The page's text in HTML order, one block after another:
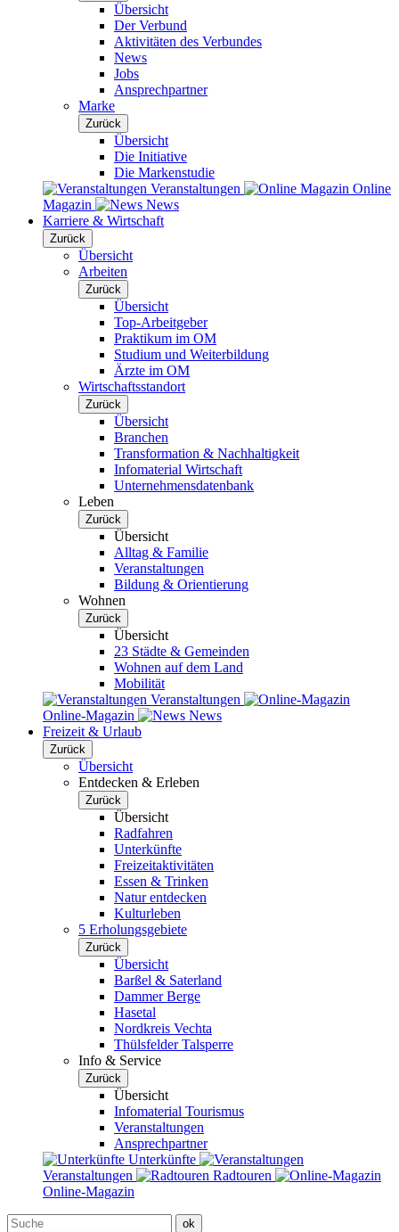
Übersicht
Der Verbund
Aktivitäten des Verbundes
News
Jobs
Ansprechpartner
Marke
Zurück
Übersicht
Die Initiative
Die Markenstudie
Veranstaltungen
Online
Magazin
News
Karriere & Wirtschaft
Zurück
Übersicht
Arbeiten
Zurück
Übersicht
Top-Arbeitgeber
Praktikum im OM
Studium und Weiterbildung
Ärzte im OM
Wirtschaftsstandort
Zurück
Übersicht
Branchen
Transformation & Nachhaltigkeit
Infomaterial Wirtschaft
Unternehmensdatenbank
Leben
Zurück
Übersicht
Alltag & Familie
Veranstaltungen
Bildung & Orientierung
Wohnen
Zurück
Übersicht
23 Städte & Gemeinden
Wohnen auf dem Land
Mobilität
Veranstaltungen
Online-Magazin
News
Freizeit & Urlaub
Zurück
Übersicht
Entdecken & Erleben
Zurück
Übersicht
Radfahren
Unterkünfte
Freizeitaktivitäten
Essen & Trinken
Natur entdecken
Kulturleben
5 Erholungsgebiete
Zurück
Übersicht
Barßel & Saterland
Dammer Berge
Hasetal
Nordkreis Vechta
Thülsfelder Talsperre
Info & Service
Zurück
Übersicht
Infomaterial Tourismus
Veranstaltungen
Ansprechpartner
Unterkünfte
Veranstaltungen
Radtouren
Online-Magazin